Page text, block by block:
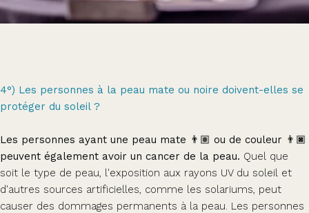
4°) Les personnes à la peau mate ou noire doivent-elles se
protéger du soleil ?
Les personnes ayant une peau mate 👨🏽 ou de couleur 👨🏿
peuvent également avoir un cancer de la peau. Quel que
soit le type de peau, l'exposition aux rayons UV du soleil et
d'autres sources artificielles, comme les solariums, peut
causer des dommages permanents à la peau. Les personnes